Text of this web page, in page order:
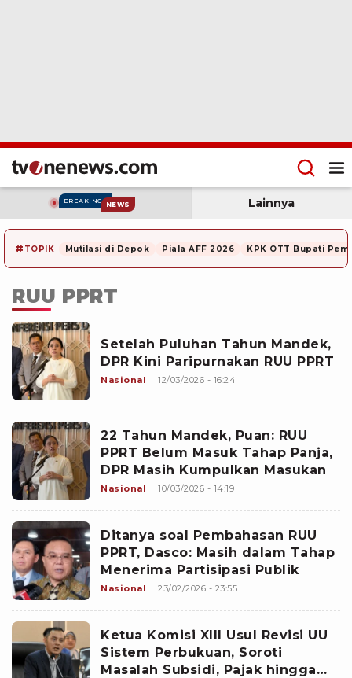
BREAKING NEWS Lainnya
# TOPIK Mutilasi di Depok Piala AFF 2026 KPK OTT Bupati
RUU PPRT
Setelah Puluhan Tahun Mandek,
DPR Kini Paripurnakan RUU PPRT
Nasional 12/03/2026 - 16:24
22 Tahun Mandek, Puan: RUU
PPRT Belum Masuk Tahap Panja,
DPR Masih Kumpulkan Masukan
Nasional 10/03/2026 - 14:19
Ditanya soal Pembahasan RUU
PPRT, Dasco: Masih dalam Tahap
Menerima Partisipasi Publik
Nasional 23/02/2026 - 23:55
Ketua Komisi XIII Usul Revisi UU
Sistem Perbukuan, Soroti
Masalah Subsidi, Pajak hingga